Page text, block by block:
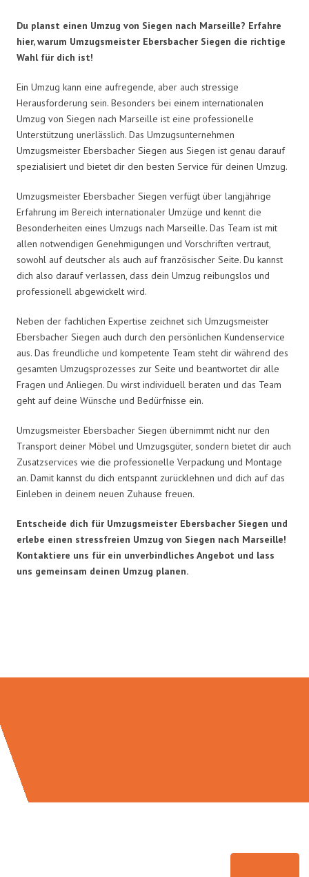
Du planst einen Umzug von Siegen nach Marseille? Erfahre
hier, warum Umzugsmeister Ebersbacher Siegen die richtige
Wahl für dich ist!
Ein Umzug kann eine aufregende, aber auch stressige
Herausforderung sein. Besonders bei einem internationalen
Umzug von Siegen nach Marseille ist eine professionelle
Unterstützung unerlässlich. Das Umzugsunternehmen
Umzugsmeister Ebersbacher Siegen aus Siegen ist genau darauf
spezialisiert und bietet dir den besten Service für deinen Umzug.
Umzugsmeister Ebersbacher Siegen verfügt über langjährige
Erfahrung im Bereich internationaler Umzüge und kennt die
Besonderheiten eines Umzugs nach Marseille. Das Team ist mit
allen notwendigen Genehmigungen und Vorschriften vertraut,
sowohl auf deutscher als auch auf französischer Seite. Du kannst
dich also darauf verlassen, dass dein Umzug reibungslos und
professionell abgewickelt wird.
Neben der fachlichen Expertise zeichnet sich Umzugsmeister
Ebersbacher Siegen auch durch den persönlichen Kundenservice
aus. Das freundliche und kompetente Team steht dir während des
gesamten Umzugsprozesses zur Seite und beantwortet dir alle
Fragen und Anliegen. Du wirst individuell beraten und das Team
geht auf deine Wünsche und Bedürfnisse ein.
Umzugsmeister Ebersbacher Siegen übernimmt nicht nur den
Transport deiner Möbel und Umzugsgüter, sondern bietet dir auch
Zusatzservices wie die professionelle Verpackung und Montage
an. Damit kannst du dich entspannt zurücklehnen und dich auf das
Einleben in deinem neuen Zuhause freuen.
Entscheide dich für Umzugsmeister Ebersbacher Siegen und
erlebe einen stressfreien Umzug von Siegen nach Marseille!
Kontaktiere uns für ein unverbindliches Angebot und lass
uns gemeinsam deinen Umzug planen.